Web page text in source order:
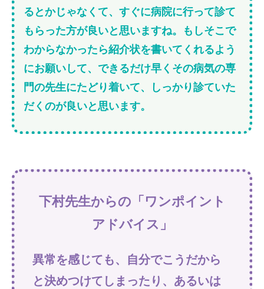
るとかじゃなくて、すぐに病院に行って診て
もらった方が良いと思いますね。もしそこで
わからなかったら紹介状を書いてくれるよう
にお願いして、できるだけ早くその病気の専
門の先生にたどり着いて、しっかり診ていた
だくのが良いと思います。
下村先生からの「ワンポイント
アドバイス」
異常を感じても、自分でこうだから
と決めつけてしまったり、あるいは